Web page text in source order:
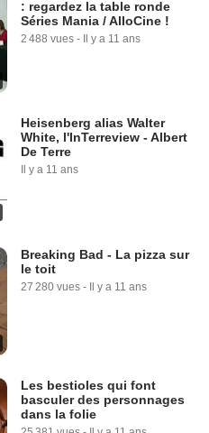
: regardez la table ronde
Séries Mania / AlloCine !
2 488 vues - Il y a 11 ans
Heisenberg alias Walter
White, l'InTerreview - Albert
De Terre
Il y a 11 ans
Breaking Bad - La pizza sur
le toit
27 280 vues - Il y a 11 ans
Les bestioles qui font
basculer des personnages
dans la folie